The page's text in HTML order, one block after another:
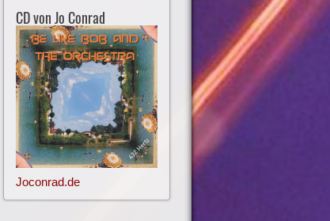
CD von Jo Conrad
Joconrad.de